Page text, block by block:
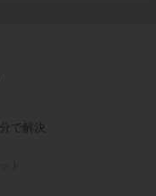
で解決